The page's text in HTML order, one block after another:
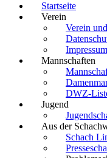
Startseite
Verein
Verein
Impressum
Mannschaften
DWZ-
Jugend
Aus der
Schach